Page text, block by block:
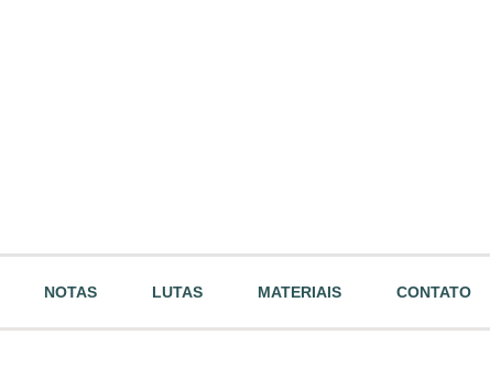
NOTAS LUTAS MATERIAIS CONTATO